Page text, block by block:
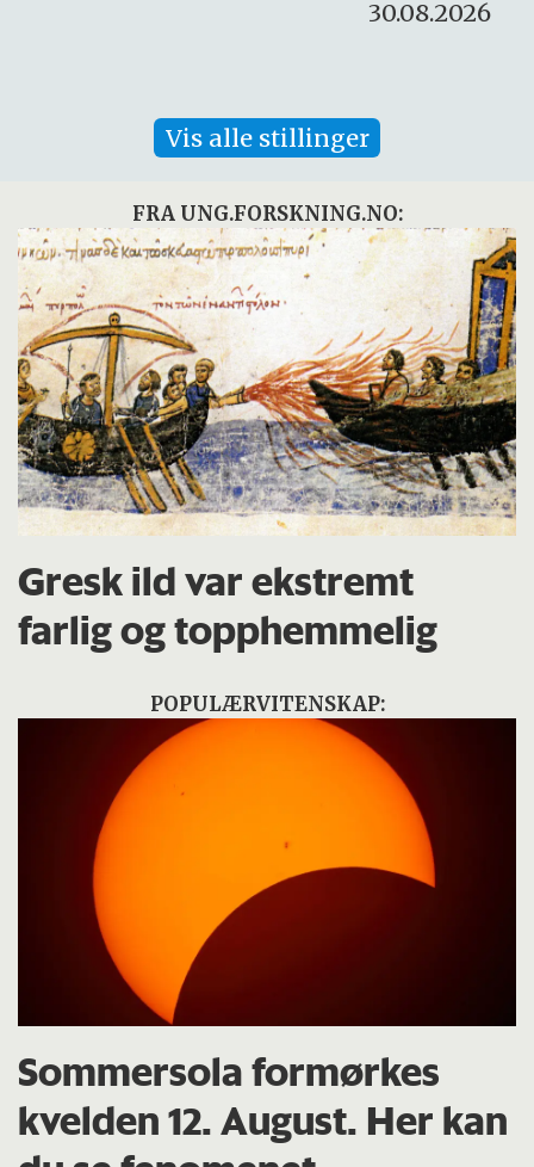
Vis alle stillinger
FRA UNG.FORSKNING.NO:
Gresk ild var ekstremt
farlig og topphemmelig
POPULÆRVITENSKAP:
Sommersola formørkes
kvelden 12. August. Her kan